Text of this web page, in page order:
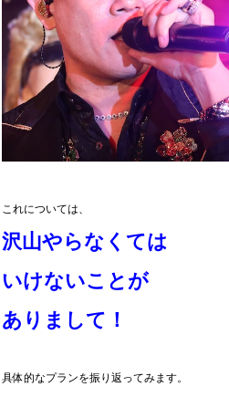
これについては、
沢山やらなくては
いけないことが
ありまして！
具体的なプランを振り返ってみます。